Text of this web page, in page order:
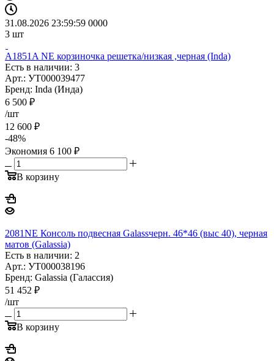
31.08.2026 23:59:59 0000
3 шт
A1851A NE корзиночка решетка/низкая ,черная (Inda)
Есть в наличии: 3
Арт.: УТ000039477
Бренд: Inda (Инда)
6 500 ₽
/шт
12 600 ₽
-48%
Экономия 6 100 ₽
В корзину
2081NE Консоль подвесная Galassчерн. 46*46 (выс 40), черная
матов (Galassia)
Есть в наличии: 2
Арт.: УТ000038196
Бренд: Galassia (Галассия)
51 452 ₽
/шт
В корзину